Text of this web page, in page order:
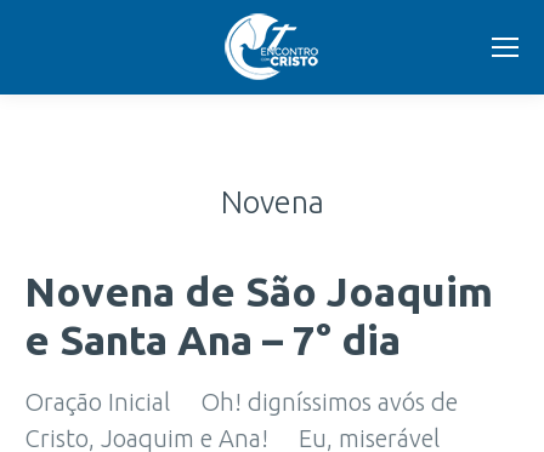
Novena
Novena de São Joaquim
e Santa Ana – 7° dia
Oração Inicial Oh! digníssimos avós de
Cristo, Joaquim e Ana! Eu, miserável